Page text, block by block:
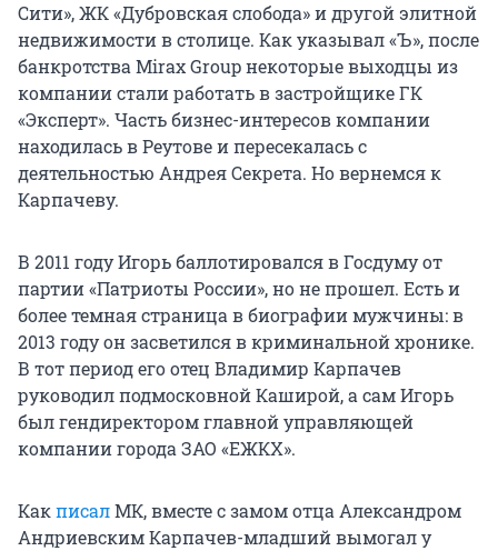
Сити», ЖК «Дубровская слобода» и другой элитной
недвижимости в столице. Как указывал «Ъ», после
банкротства Mirаx Group некоторые выходцы из
компании стали работать в застройщике ГК
«Эксперт». Часть бизнес-интересов компании
находилась в Реутове и пересекалась с
деятельностью Андрея Секрета. Но вернемся к
Карпачеву.
В 2011 году Игорь баллотировался в Госдуму от
партии «Патриоты России», но не прошел. Есть и
более темная страница в биографии мужчины: в
2013 году он засветился в криминальной хронике.
В тот период его отец Владимир Карпачев
руководил подмосковной Каширой, а сам Игорь
был гендиректором главной управляющей
компании города ЗАО «ЕЖКХ».
КакписалМК, вместе с замом отца Александром
Андриевским Карпачев-младший вымогал у